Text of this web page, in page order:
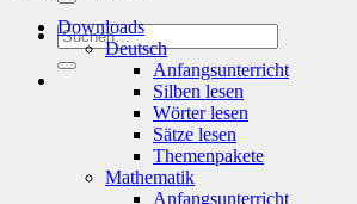
Suchen
nach:
Downloads
Deutsch
Anfangsunterricht
Silben lesen
Wörter lesen
Sätze lesen
Themenpakete
Mathematik
Anfangsunterricht